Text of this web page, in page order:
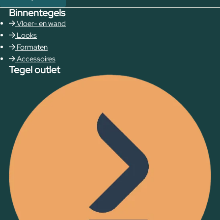
Binnentegels
Vloer- en wand
Looks
Formaten
Accessoires
Tegel outlet